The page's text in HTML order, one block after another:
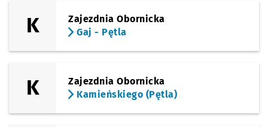
K
Zajezdnia Obornicka
Gaj - Pętla
K
Zajezdnia Obornicka
Kamieńskiego (Pętla)